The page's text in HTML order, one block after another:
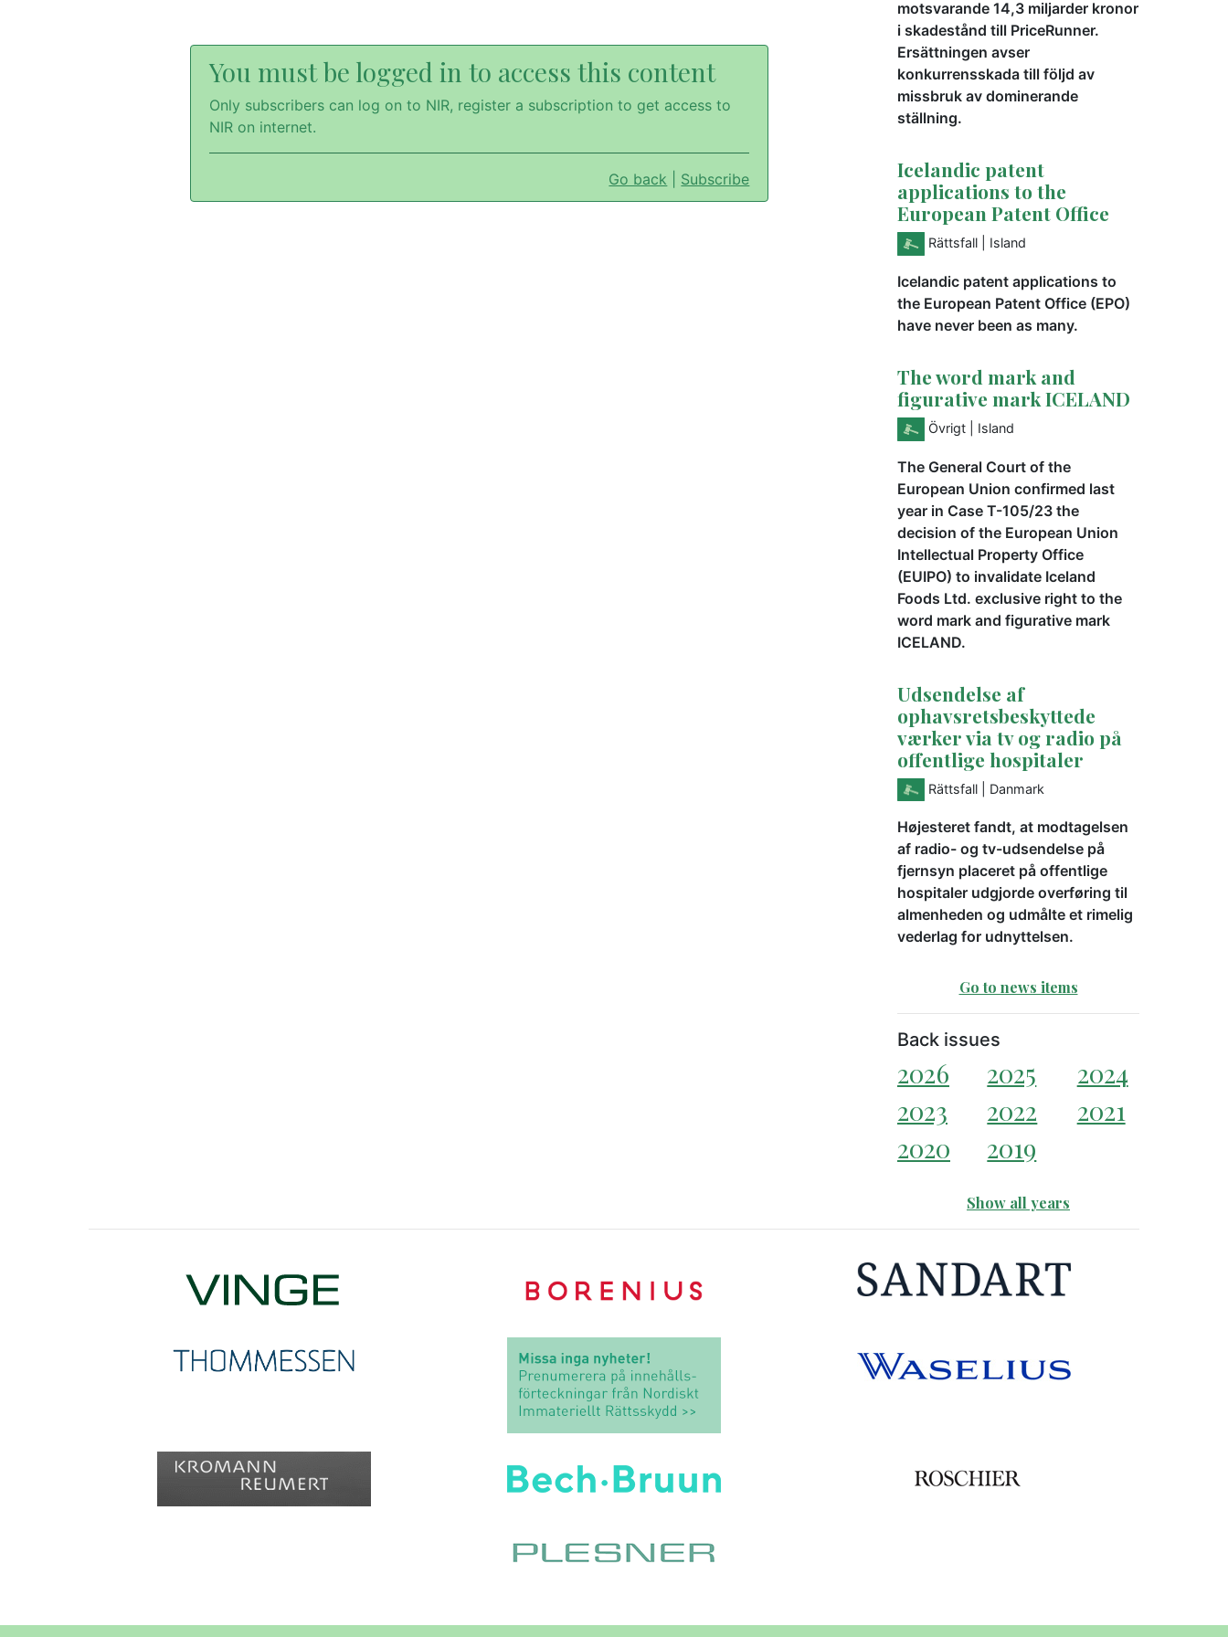
You must be logged in to access this content
Only subscribers can log on to NIR, register a subscription to get access to
NIR on internet.
Go back Subscribe
motsvarande 14,3 miljarder kronor
i skadestånd till PriceRunner.
Ersättningen avser
konkurrensskada till följd av
missbruk av dominerande
ställning.
Icelandic patent
applications to the
European Patent Office
Rättsfall | Island
Icelandic patent applications to
the European Patent Office (EPO)
have never been as many.
The word mark and
figurative mark ICELAND
Övrigt | Island
The General Court of the
European Union confirmed last
year in Case T-105/23 the
decision of the European Union
Intellectual Property Office
(EUIPO) to invalidate Iceland
Foods Ltd. exclusive right to the
word mark and figurative mark
ICELAND.
Udsendelse af
ophavsretsbeskyttede
værker via tv og radio på
offentlige hospitaler
Rättsfall | Danmark
Højesteret fandt, at modtagelsen
af radio- og tv-udsendelse på
fjernsyn placeret på offentlige
hospitaler udgjorde overføring til
almenheden og udmålte et rimelig
vederlag for udnyttelsen.
Go to news items
Back issues
2026 2025
2024
2023
2022
2021
2020
2019
Show all years